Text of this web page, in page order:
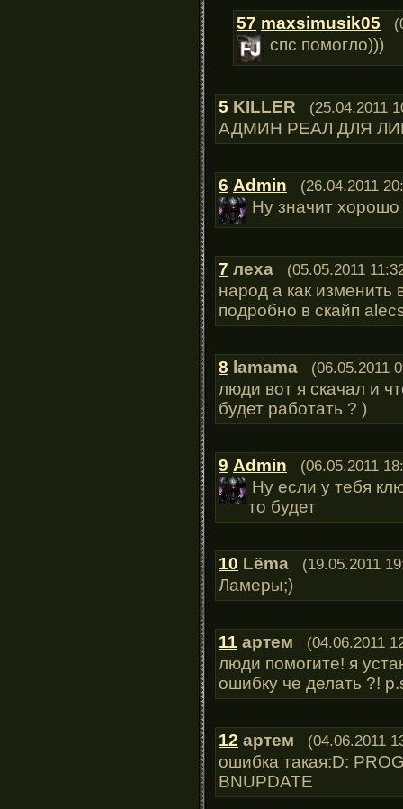
57 maxsimusik05
спс помогло)))
5 KILLER (25.04.2011
АДМИН РЕАЛ ДЛЯ
6 Admin (26.04.2011
Ну значит хорошо
7 леха (05.05.2011
народ а как изменить
подробно в скайп
8 lamama (06.05.2011
люди вот я скачал и
будет работать ? )
9 Admin (06.05.2011
Ну если у тебя
то будет
10 Lёma (19.05.2011
Ламеры;)
11 артем (04.06.2011
люди помогите! я
ошибку че делать ?!
12 артем (04.06.2011
ошибка такая:D:
BNUPDATE